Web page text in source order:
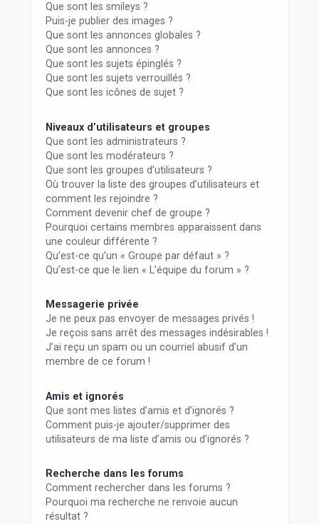
Que sont les smileys ?
Puis-je publier des images ?
Que sont les annonces globales ?
Que sont les annonces ?
Que sont les sujets épinglés ?
Que sont les sujets verrouillés ?
Que sont les icônes de sujet ?
Niveaux d’utilisateurs et groupes
Que sont les administrateurs ?
Que sont les modérateurs ?
Que sont les groupes d’utilisateurs ?
Où trouver la liste des groupes d’utilisateurs et
comment les rejoindre ?
Comment devenir chef de groupe ?
Pourquoi certains membres apparaissent dans
une couleur différente ?
Qu’est-ce qu’un « Groupe par défaut » ?
Qu’est-ce que le lien « L’équipe du forum » ?
Messagerie privée
Je ne peux pas envoyer de messages privés !
Je reçois sans arrêt des messages indésirables !
J’ai reçu un spam ou un courriel abusif d’un
membre de ce forum !
Amis et ignorés
Que sont mes listes d’amis et d’ignorés ?
Comment puis-je ajouter/supprimer des
utilisateurs de ma liste d’amis ou d’ignorés ?
Recherche dans les forums
Comment rechercher dans les forums ?
Pourquoi ma recherche ne renvoie aucun
résultat ?